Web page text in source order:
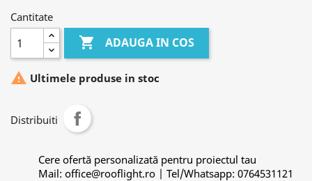
Cantitate
 ADAUGA IN COS
 Ultimele produse in stoc
Distribuiti
Cere ofertă personalizată pentru proiectul tau
Mail: office@rooflight.ro | Tel/Whatsapp: 0764531121